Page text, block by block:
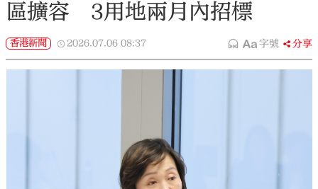
區擴容 3用地兩月內招標
香港新聞 2026.07.06 08:37 字號 分享